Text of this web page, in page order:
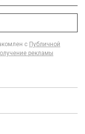
с Публичной
рекламы